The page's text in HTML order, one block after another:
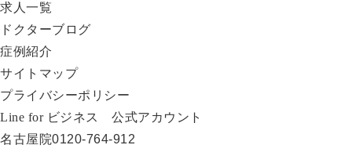
求人一覧
ドクターブログ
症例紹介
サイトマップ
プライバシーポリシー
Line for ビジネス 公式アカウント
名古屋院0120-764-912